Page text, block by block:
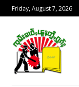
Friday, August 7, 2026